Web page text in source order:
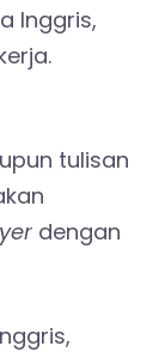
Inggris,
tulisan
dengan